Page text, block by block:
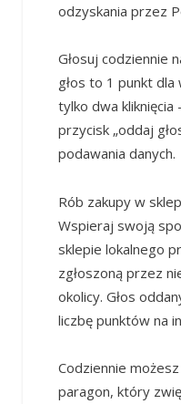
odzyskania przez
Głosuj codziennie
głos to 1 punkt
tylko dwa kliknięcia
przycisk „oddaj
podawania danych.
Rób zakupy w
Wspieraj swoją
sklepie lokalnego
zgłoszoną przez
okolicy. Głos
liczbę punktów na
Codziennie
paragon, który